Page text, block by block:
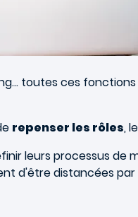
toutes ces
repenser les rôles,
leurs processus
d'être distancées